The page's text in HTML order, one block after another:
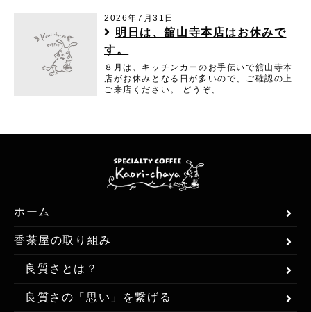
2026年7月31日
明日は、舘山寺本店はお休みで
す。
８月は、キッチンカーのお手伝いで舘山寺本
店がお休みとなる日が多いので、ご確認の上
ご来店ください。 どうぞ、…
ホーム
香茶屋の取り組み
良質さとは？
良質さの「思い」を繋げる